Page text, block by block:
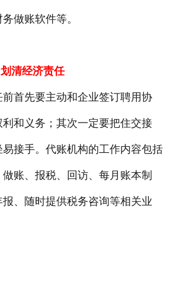
做账软件等。
清经济责任
首先要主动和企业签订聘用协
和义务；其次一定要把住交接
接手。代账机构的工作内容包括
账、报税、回访、每月账本制
、随时提供税务咨询等相关业